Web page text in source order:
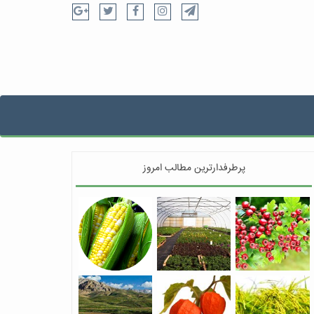
پرطرفدارترین مطالب امروز